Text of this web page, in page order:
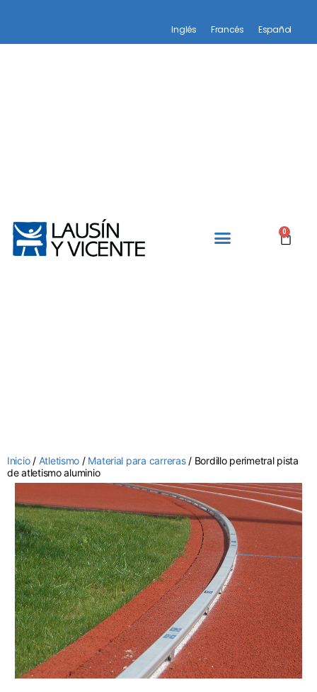
Inglés Francés Español
0
Inicio/ Atletismo / Material para carreras/ Bordillo perimetral pista
de atletismo aluminio